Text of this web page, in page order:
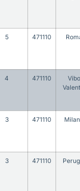
5 471110
4 471110
Vibo
3 471110
3 471110